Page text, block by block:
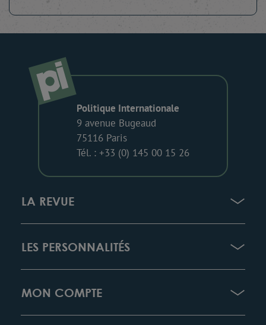
Politique Internationale
9 avenue Bugeaud
75116 Paris
Tél. : +33 (0) 145 00 15 26
LA REVUE
LES PERSONNALITÉS
MON COMPTE